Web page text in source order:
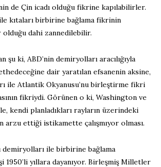
de Çin icadı olduğu fikrine kapılabilirler.
kıtaları birbirine bağlama fikrinin
dahi zannedilebilir.
şu ki, ABD’nin demiryolları aracılığıyla
dair yaratılan efsanenin aksine,
ile Atlantik Okyanusu’nu birleştirme fikri
fikriydi. Görünen o ki, Washington ve
kendi planladıkları rayların üzerindeki
arzu ettiği istikamette çalışmıyor olması.
demiryolları ile birbirine bağlama
1950’li yıllara dayanıyor. Birleşmiş Milletler